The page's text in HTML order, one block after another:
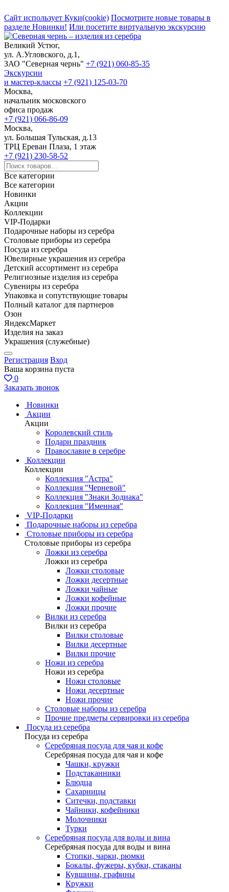
Сайт использует Куки(cookie) Посмотрите новые товары в
разделе Новинки! Или посетите виртуальную экскурсию
Великий Устюг,
ул. А.Угловского, д.1,
ЗАО "Северная чернь" +7 (921) 060-85-35
Экскурсии
и мастер-классы +7 (921) 125-03-70
Москва,
начальник московского
офиса продаж
+7 (921) 066-86-09
Москва,
ул. Большая Тульская, д.13
ТРЦ Ереван Плаза, 1 этаж
+7 (921) 230-58-52
Все категории
Все категории
Новинки
Акции
Коллекции
VIP-Подарки
Подарочные наборы из серебра
Столовые приборы из серебра
Посуда из серебра
Ювелирные украшения из серебра
Детский ассортимент из серебра
Религиозные изделия из серебра
Сувениры из серебра
Упаковка и сопутствующие товары
Полный каталог для партнеров
Озон
ЯндексМаркет
Изделия на заказ
Украшения (служебные)
Регистрация Вход
Ваша корзина пуста
0
Заказать звонок
Новинки
Акции
Акции
Королевский стиль
Подари праздник
Православие в серебре
Коллекции
Коллекции
Коллекция "Астра"
Коллекция "Черневой"
Коллекция "Знаки Зодиака"
Коллекция "Именная"
VIP-Подарки
Подарочные наборы из серебра
Столовые приборы из серебра
Столовые приборы из серебра
Ложки из серебра
Ложки из серебра
Ложки столовые
Ложки десертные
Ложки чайные
Ложки кофейные
Ложки прочие
Вилки из серебра
Вилки из серебра
Вилки столовые
Вилки десертные
Вилки прочие
Ножи из серебра
Ножи из серебра
Ножи столовые
Ножи десертные
Ножи прочие
Столовые наборы из серебра
Прочие предметы сервировки из серебра
Посуда из серебра
Посуда из серебра
Серебряная посуда для чая и кофе
Серебряная посуда для чая и кофе
Чашки, кружки
Подстаканники
Блюдца
Сахарницы
Ситечки, подставки
Чайники, кофейники
Молочники
Турки
Серебряная посуда для воды и вина
Серебряная посуда для воды и вина
Стопки, чарки, рюмки
Бокалы, фужеры, кубки, стаканы
Кувшины, графины
Кружки